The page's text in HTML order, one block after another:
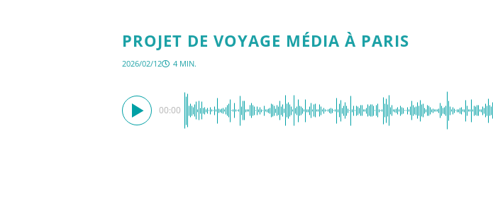
PROJET DE VOYAGE MÉDIA À PARIS
2026/02/12 4 MIN.
00:00